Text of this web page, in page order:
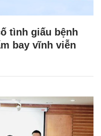
tình giấu bệnh
bay vĩnh viễn